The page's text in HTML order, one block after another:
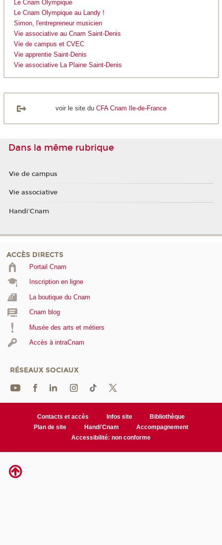
Le Cnam Olympique
Le Cnam Olympique au Landy !
Simon, l'entrepreneur musicien
Vie associative au Cnam Saint-Denis
Vie de campus et CVEC
Vie apprentie Saint-Denis
Vie associative La Plaine Saint-Denis
voir le site du CFA Cnam Ile-de-France
Dans la même rubrique
Vie de campus
Vie associative
Handi'Cnam
ACCÈS DIRECTS
Portail Cnam
Inscription en ligne
La boutique du Cnam
Cnam blog
Musée des arts et métiers
Accès à intraCnam
RÉSEAUX SOCIAUX
Contacts et accès Infos site
Bibliothèque
Plan de site
Handi'Cnam
Accompagnement
Accessibilité: non conforme